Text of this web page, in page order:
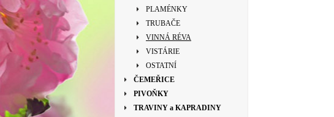
PLAMÉNKY
TRUBAČE
VINNÁ RÉVA
VISTÁRIE
OSTATNÍ
ČEMEŘICE
PIVOŇKY
TRAVINY a KAPRADINY